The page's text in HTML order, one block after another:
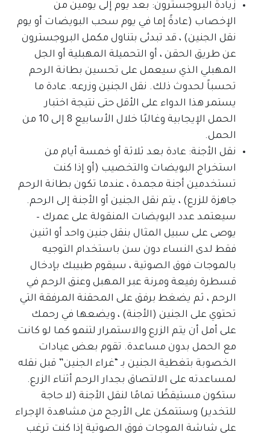
زيادة البروجسترون: بعد يوم إلى يومين من
الإخصاب (عادةً إما في يوم سحب البويضات أو يوم
نقل الجنين) ، قد تبدئى بتناول مكمل البروجسترون
عن طريق الحقن ، أو التحميلة المهبلية أو الجل
المهبلي الذي سيعمل على تحسين بطانة الرحم
تحسباً لحدوث ذلك. نقل الجنين وزرعه. عادة ما
يستمر هذا الدواء على الأقل حتى نتيجة اختبار
الحمل الإيجابية وغالبًا خلال الأسابيع 8 إلى 10 من
الحمل.
نقل الأجنة: عادة بعد ثلاثة أو خمسة أيام من
استخراج البويضات والتخصيب (أو إذا كنت
تستخدمين أجنة مجمدة ، عندما تكون بطانة الرحم
جاهزة للزرع) ، يتم نقل الجنين أو الأجنة إلى الرحم.
سيعتمد عدد البويضات المنقولة على عمرك –
يوصى على سبيل المثال بنقل جنين واحد أو اثنين
فقط لدى النساء دون سن باستخدام التوجيه
بالموجات فوق الصوتية ، سيقوم طبيبك بإدخال
قسطرة رفيعة ومرنة عبر المهبل وعنق الرحم في
الرحم ، ثم يضغط برفق على المحقنة المرفقة التي
تحتوي على الجنين (الأجنة) ، ويضعها في رحمك
على أمل أن يتم الزرع والاستمرار لتنمو كما لو كانت
مع الحمل بدون مساعدة. تقوم بعض عيادات
الخصوبة بتغطية الجنين بـ “غراء الجنين” قبل نقله
لمساعدته على الالتصاق بجدار الرحم أثناء الزرع.
ستكون مستيقظًا تمامًا لنقل الأجنة (لا حاجة
للتخدير) وستتمكن على الأرجح من مشاهدة الإجراء
على شاشة الموجات فوق الصوتية إذا كنت ترغب